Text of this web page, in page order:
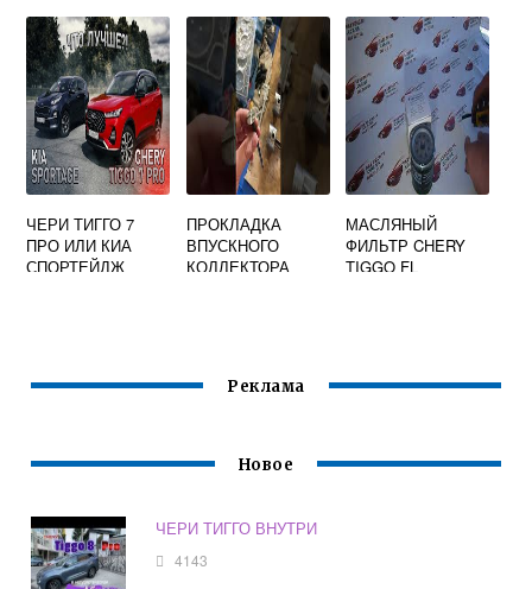
ЧЕРИ ТИГГО 7
ПРО ИЛИ КИА
СПОРТЕЙДЖ
ПРОКЛАДКА
ВПУСКНОГО
КОЛЛЕКТОРА
МАСЛЯНЫЙ
ФИЛЬТР CHERY
TIGGO FL
Реклама
Новое
ЧЕРИ ТИГГО ВНУТРИ
4143